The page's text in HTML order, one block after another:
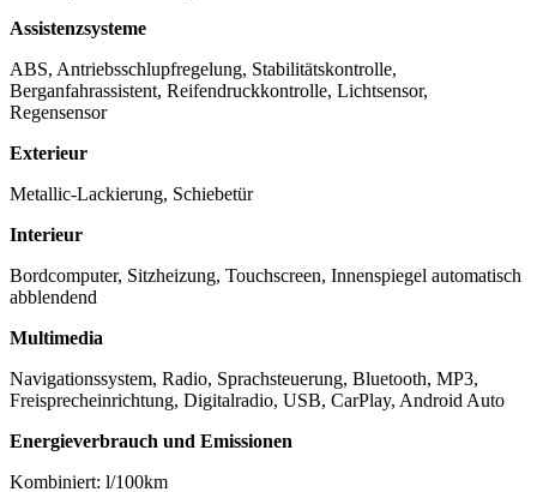
Assistenzsysteme
ABS, Antriebsschlupfregelung, Stabilitätskontrolle,
Berganfahrassistent, Reifendruckkontrolle, Lichtsensor,
Regensensor
Exterieur
Metallic-Lackierung, Schiebetür
Interieur
Bordcomputer, Sitzheizung, Touchscreen, Innenspiegel automatisch
abblendend
Multimedia
Navigationssystem, Radio, Sprachsteuerung, Bluetooth, MP3,
Freisprecheinrichtung, Digitalradio, USB, CarPlay, Android Auto
Energieverbrauch und Emissionen
Kombiniert: l/100km